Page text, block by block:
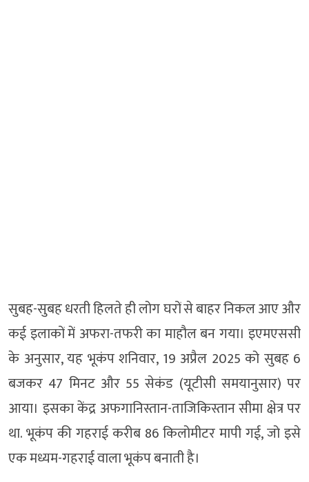
सुबह-सुबह धरती हिलते ही लोग घरों से बाहर निकल आए और
कई इलाकों में अफरा-तफरी का माहौल बन गया। इएमएससी
के अनुसार, यह भूकंप शनिवार, 19 अप्रैल 2025 को सुबह 6
बजकर 47 मिनट और 55 सेकंड (यूटीसी समयानुसार) पर
आया। इसका केंद्र अफगानिस्तान-ताजिकिस्तान सीमा क्षेत्र पर
था. भूकंप की गहराई करीब 86 किलोमीटर मापी गई, जो इसे
एक मध्यम-गहराई वाला भूकंप बनाती है।